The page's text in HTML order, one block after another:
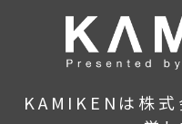
KAMIKENは株式